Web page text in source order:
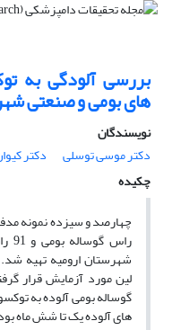
بررسی آلودگی به
های بومی و صنعتی
نویسندگان
دکتر موسی توسلی
دکتر
چکیده
شهرستان ارومیه تهیه
گوساله بومی آلوده به
های آلوده یک تا شش ماه